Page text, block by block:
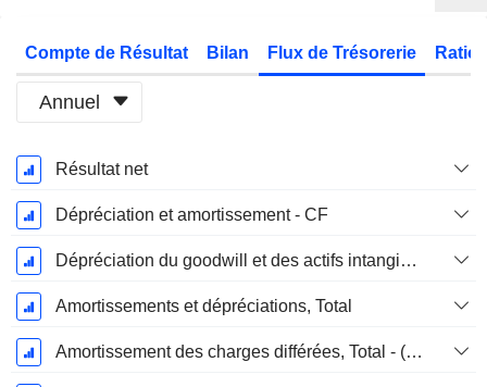
Compte de Résultat Bilan Flux de Trésorerie
Annuel
Période
Fiscale:
Décembre
Résultat net
Dépréciation et amortissement - CF
Dépréciation du goodwill et des actifs intangibles
Amortissements et dépréciations, Total
Amortissement des charges différées, Total - (CF)